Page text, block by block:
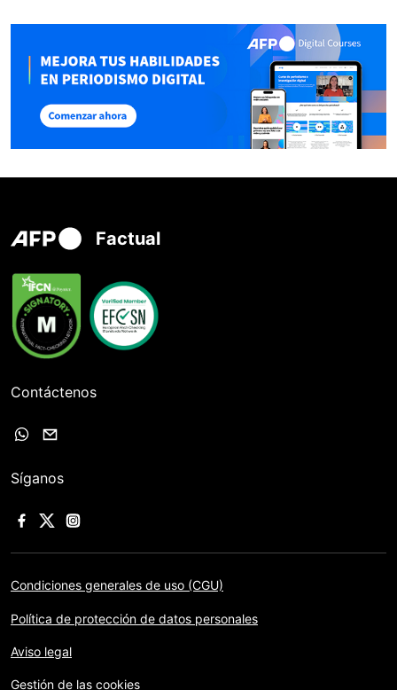
Factual
Contáctenos
Síganos
Condiciones generales de uso (CGU)
Política de protección de datos personales
Aviso legal
Gestión de las cookies